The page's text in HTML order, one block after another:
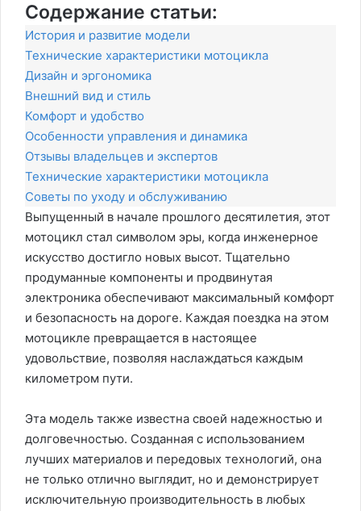
Содержание статьи:
История и развитие модели
Технические характеристики мотоцикла
Дизайн и эргономика
Внешний вид и стиль
Комфорт и удобство
Особенности управления и динамика
Отзывы владельцев и экспертов
Технические характеристики мотоцикла
Советы по уходу и обслуживанию
Выпущенный в начале прошлого десятилетия, этот
мотоцикл стал символом эры, когда инженерное
искусство достигло новых высот. Тщательно
продуманные компоненты и продвинутая
электроника обеспечивают максимальный комфорт
и безопасность на дороге. Каждая поездка на этом
мотоцикле превращается в настоящее
удовольствие, позволяя наслаждаться каждым
километром пути.
Эта модель также известна своей надежностью и
долговечностью. Созданная с использованием
лучших материалов и передовых технологий, она
не только отлично выглядит, но и демонстрирует
исключительную производительность в любых